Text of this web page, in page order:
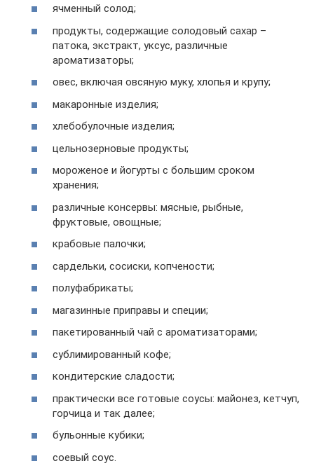
ячменный солод;
продукты, содержащие солодовый сахар –
патока, экстракт, уксус, различные
ароматизаторы;
овес, включая овсяную муку, хлопья и крупу;
макаронные изделия;
хлебобулочные изделия;
цельнозерновые продукты;
мороженое и йогурты с большим сроком
хранения;
различные консервы: мясные, рыбные,
фруктовые, овощные;
крабовые палочки;
сардельки, сосиски, копчености;
полуфабрикаты;
магазинные приправы и специи;
пакетированный чай с ароматизаторами;
сублимированный кофе;
кондитерские сладости;
практически все готовые соусы: майонез, кетчуп,
горчица и так далее;
бульонные кубики;
соевый соус.